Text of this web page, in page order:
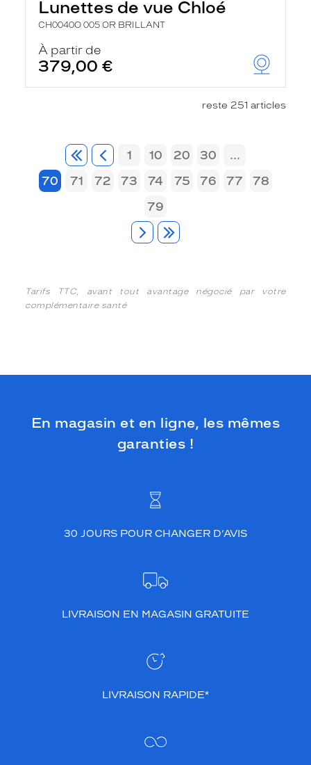
Lunettes de vue Chloé
CH0040O 005 OR BRILLANT
À partir de
379,00 €
reste 251 articles
1 10 20 30
...
70
71 72 73 74 75 76 77
78
79
Tarifs TTC, avant tout avantage négocié par votre
complémentaire santé
En magasin et en ligne, les mêmes
garanties !
30 JOURS POUR CHANGER D’AVIS
LIVRAISON EN MAGASIN GRATUITE
LIVRAISON RAPIDE*